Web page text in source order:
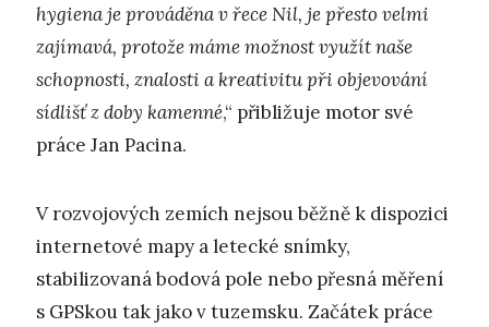
hygiena je prováděna v řece Nil, je přesto velmi
zajímavá, protože máme možnost využít naše
schopnosti, znalosti a kreativitu při objevování
sídlišť z doby kamenné,“ přibližuje motor své
práce Jan Pacina.
V rozvojových zemích nejsou běžně k dispozici
internetové mapy a letecké snímky,
stabilizovaná bodová pole nebo přesná měření
s GPSkou tak jako v tuzemsku. Začátek práce